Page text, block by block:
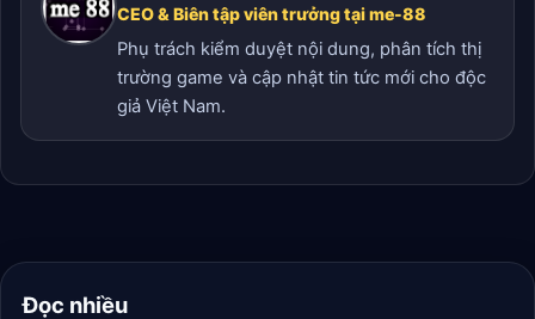
CEO & Biên tập viên trưởng tại me-88
Phụ trách kiểm duyệt nội dung, phân tích thị
trường game và cập nhật tin tức mới cho độc
giả Việt Nam.
Đọc nhiều